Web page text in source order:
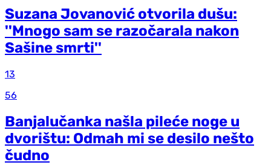
Suzana Jovanović otvorila dušu:
''Mnogo sam se razočarala nakon
Sašine smrti''
13
56
Banjalučanka našla pileće noge u
dvorištu: Odmah mi se desilo nešto
čudno